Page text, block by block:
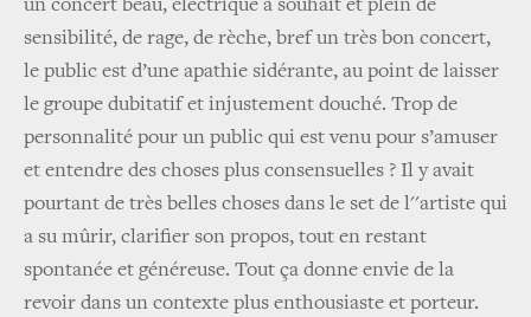
un concert beau, électrique à souhait et plein de
sensibilité, de rage, de rèche, bref un très bon concert,
le public est d’une apathie sidérante, au point de laisser
le groupe dubitatif et injustement douché. Trop de
personnalité pour un public qui est venu pour s’amuser
et entendre des choses plus consensuelles ? Il y avait
pourtant de très belles choses dans le set de l''artiste qui
a su mûrir, clarifier son propos, tout en restant
spontanée et généreuse. Tout ça donne envie de la
revoir dans un contexte plus enthousiaste et porteur.